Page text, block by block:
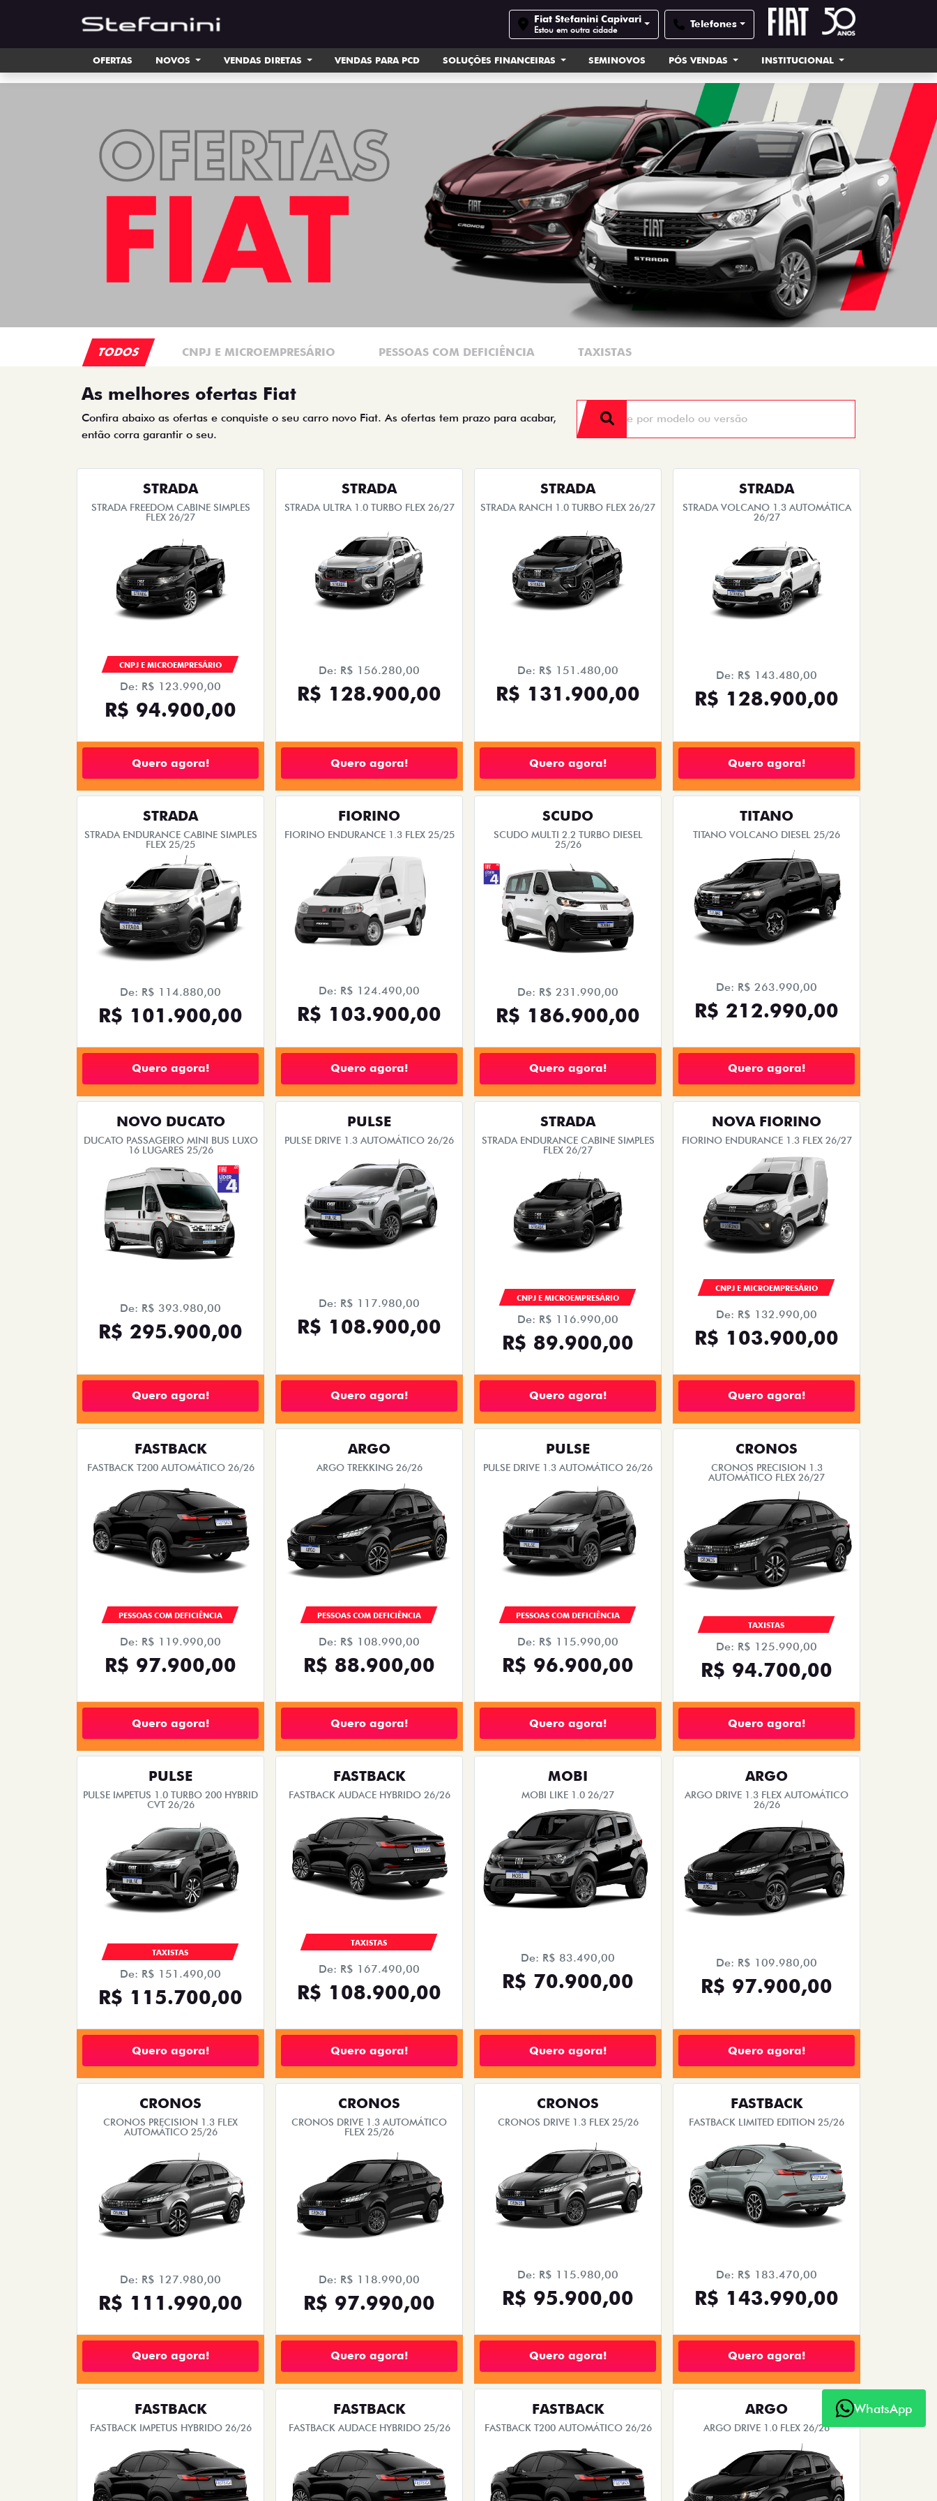
Fiat Stefanini Capivari
Estou em outra cidade Telefones
OFERTAS NOVOS VENDAS DIRETAS VENDAS PARA PCD SOLUÇÕES FINANCEIRAS SEMINOVOS PÓS VENDAS INSTITUCIONAL
TODOS CNPJ E MICROEMPRESÁRIO PESSOAS COM DEFICIÊNCIA TAXISTAS
As melhores ofertas Fiat
Confira abaixo as ofertas e conquiste o seu carro novo Fiat. As ofertas tem prazo para acabar,
então corra garantir o seu.
STRADA
STRADA FREEDOM CABINE SIMPLES
FLEX 26/27
CNPJ E MICROEMPRESÁRIO
De: R$ 123.990,00
R$ 94.900,00
Quero agora!
STRADA
STRADA ULTRA 1.0 TURBO FLEX 26/27
De: R$ 156.280,00
R$ 128.900,00
Quero agora!
STRADA
STRADA RANCH 1.0 TURBO FLEX 26/27
De: R$ 151.480,00
R$ 131.900,00
Quero agora!
STRADA
STRADA VOLCANO 1.3 AUTOMÁTICA
26/27
De: R$ 143.480,00
R$ 128.900,00
Quero agora!
STRADA
STRADA ENDURANCE CABINE SIMPLES
FLEX 25/25
De: R$ 114.880,00
R$ 101.900,00
Quero agora!
FIORINO
FIORINO ENDURANCE 1.3 FLEX 25/25
De: R$ 124.490,00
R$ 103.900,00
Quero agora!
SCUDO
SCUDO MULTI 2.2 TURBO DIESEL
25/26
De: R$ 231.990,00
R$ 186.900,00
Quero agora!
TITANO
TITANO VOLCANO DIESEL 25/26
De: R$ 263.990,00
R$ 212.990,00
Quero agora!
NOVO DUCATO
DUCATO PASSAGEIRO MINI BUS LUXO
16 LUGARES 25/26
De: R$ 393.980,00
R$ 295.900,00
Quero agora!
PULSE
PULSE DRIVE 1.3 AUTOMÁTICO 26/26
De: R$ 117.980,00
R$ 108.900,00
Quero agora!
STRADA
STRADA ENDURANCE CABINE SIMPLES
FLEX 26/27
CNPJ E MICROEMPRESÁRIO
De: R$ 116.990,00
R$ 89.900,00
Quero agora!
NOVA FIORINO
FIORINO ENDURANCE 1.3 FLEX 26/27
CNPJ E MICROEMPRESÁRIO
De: R$ 132.990,00
R$ 103.900,00
Quero agora!
FASTBACK
FASTBACK T200 AUTOMÁTICO 26/26
PESSOAS COM DEFICIÊNCIA
De: R$ 119.990,00
R$ 97.900,00
Quero agora!
ARGO
ARGO TREKKING 26/26
PESSOAS COM DEFICIÊNCIA
De: R$ 108.990,00
R$ 88.900,00
Quero agora!
PULSE
PULSE DRIVE 1.3 AUTOMÁTICO 26/26
PESSOAS COM DEFICIÊNCIA
De: R$ 115.990,00
R$ 96.900,00
Quero agora!
CRONOS
CRONOS PRECISION 1.3
AUTOMÁTICO FLEX 26/27
TAXISTAS
De: R$ 125.990,00
R$ 94.700,00
Quero agora!
PULSE
PULSE IMPETUS 1.0 TURBO 200 HYBRID
CVT 26/26
TAXISTAS
De: R$ 151.490,00
R$ 115.700,00
Quero agora!
FASTBACK
FASTBACK AUDACE HYBRIDO 26/26
TAXISTAS
De: R$ 167.490,00
R$ 108.900,00
Quero agora!
MOBI
MOBI LIKE 1.0 26/27
De: R$ 83.490,00
R$ 70.900,00
Quero agora!
ARGO
ARGO DRIVE 1.3 FLEX AUTOMÁTICO
26/26
De: R$ 109.980,00
R$ 97.900,00
Quero agora!
CRONOS
CRONOS PRECISION 1.3 FLEX
AUTOMÁTICO 25/26
De: R$ 127.980,00
R$ 111.990,00
Quero agora!
CRONOS
CRONOS DRIVE 1.3 AUTOMÁTICO
FLEX 25/26
De: R$ 118.990,00
R$ 97.990,00
Quero agora!
CRONOS
CRONOS DRIVE 1.3 FLEX 25/26
De: R$ 115.980,00
R$ 95.900,00
Quero agora!
FASTBACK
FASTBACK LIMITED EDITION 25/26
De: R$ 183.470,00
R$ 143.990,00
Quero agora!
FASTBACK
FASTBACK IMPETUS HYBRIDO 26/26
FASTBACK
FASTBACK AUDACE HYBRIDO 25/26
FASTBACK
FASTBACK T200 AUTOMÁTICO 26/26
ARGO
ARGO DRIVE 1.0 FLEX 26/26
WhatsApp